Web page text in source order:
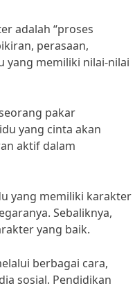
adalah “proses
perasaan,
yang memiliki nilai-nilai
pakar
yang cinta akan
aktif dalam
yang memiliki karakter
Sebaliknya,
yang baik.
berbagai cara,
sosial. Pendidikan